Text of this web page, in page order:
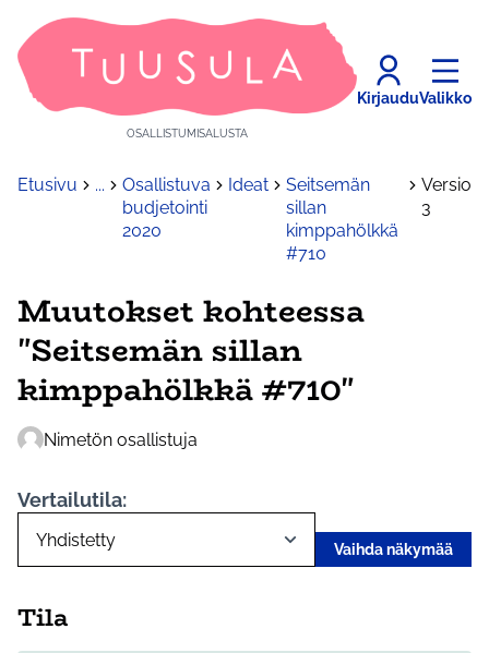
OSALLISTUMISALUSTA
KirjauduValikko
Etusivu ...
Osallistuva
budjetointi
2020
Ideat
Seitsemän
sillan
kimppahölkkä
#710
Versio
3
Muutokset kohteessa
"Seitsemän sillan
kimppahölkkä #710"
Nimetön osallistuja
Vertailutila:
Vaihda näkymää
Tila